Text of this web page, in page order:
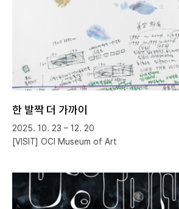
한 발짝 더 가까이
2025. 10. 23 – 12. 20
[VISIT] OCI Museum of Art